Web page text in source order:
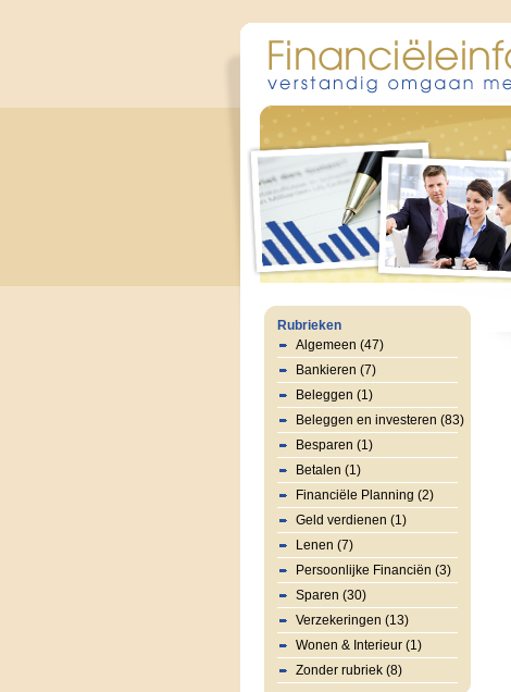
Rubrieken
Algemeen (47)
Bankieren (7)
Beleggen (1)
Beleggen en investeren (83)
Besparen (1)
Betalen (1)
Financiële Planning (2)
Geld verdienen (1)
Lenen (7)
Persoonlijke Financiën (3)
Sparen (30)
Verzekeringen (13)
Wonen & Interieur (1)
Zonder rubriek (8)